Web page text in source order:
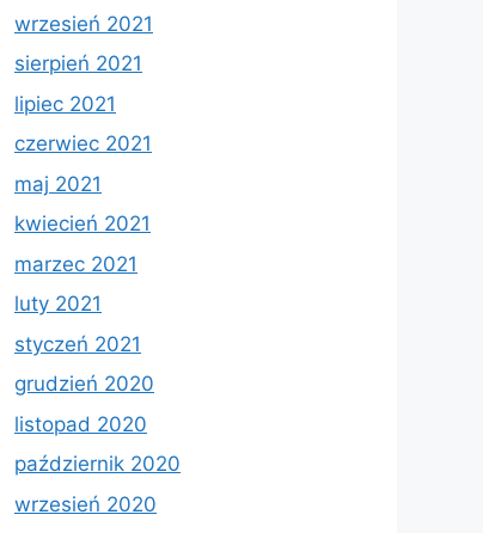
wrzesień 2021
sierpień 2021
lipiec 2021
czerwiec 2021
maj 2021
kwiecień 2021
marzec 2021
luty 2021
styczeń 2021
grudzień 2020
listopad 2020
październik 2020
wrzesień 2020